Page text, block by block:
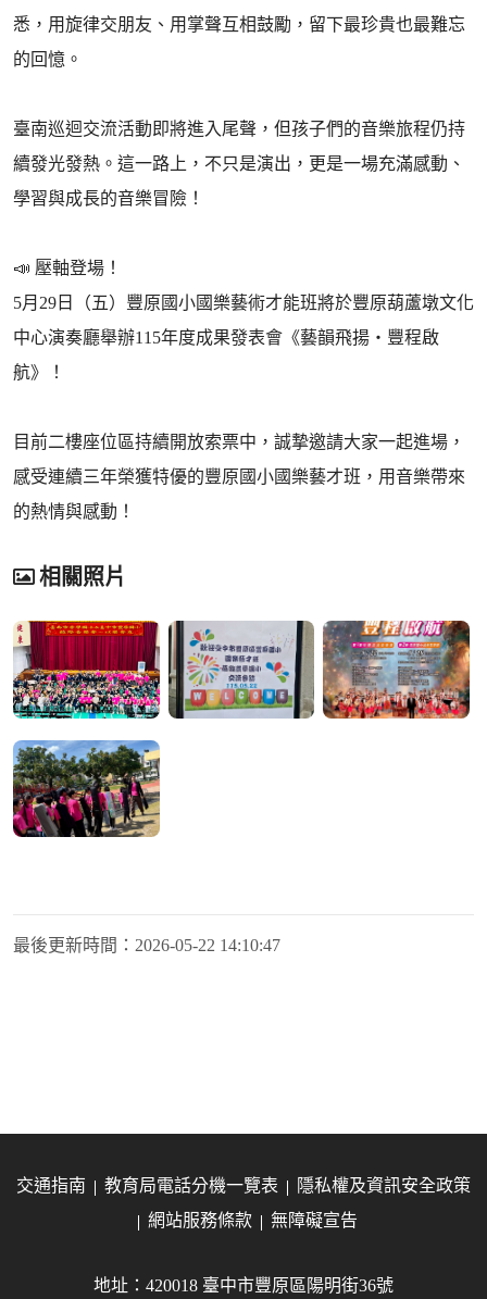
悉，用旋律交朋友、用掌聲互相鼓勵，留下最珍貴也最難忘
的回憶。
臺南巡迴交流活動即將進入尾聲，但孩子們的音樂旅程仍持
續發光發熱。這一路上，不只是演出，更是一場充滿感動、
學習與成長的音樂冒險！
📣 壓軸登場！
5月29日（五）豐原國小國樂藝術才能班將於豐原葫蘆墩文化
中心演奏廳舉辦115年度成果發表會《藝韻飛揚・豐程啟
航》！
目前二樓座位區持續開放索票中，誠摯邀請大家一起進場，
感受連續三年榮獲特優的豐原國小國樂藝才班，用音樂帶來
的熱情與感動！
相關照片
最後更新時間： 2026-05-22 14:10:47
交通指南 教育局電話分機一覽表
隱私權及資訊安全政策
網站服務條款
無障礙宣告
地址：420018 臺中市豐原區陽明街36號